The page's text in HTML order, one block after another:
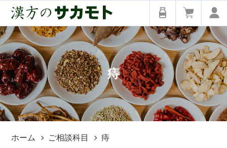
痔
ホーム ご相談科目 痔